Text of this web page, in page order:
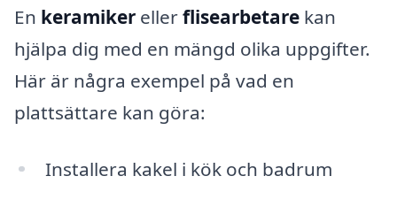
En keramiker ellerflisearbetare kan
hjälpa dig med en mängd olika uppgifter.
Här är några exempel på vad en
plattsättare kan göra:
Installera kakel i kök och badrum